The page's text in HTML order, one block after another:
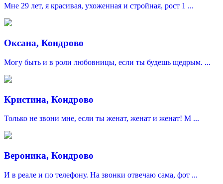
Мне 29 лет, я красивая, ухоженная и стройная, рост 1 ...
Оксана, Кондрово
Могу быть и в роли любовницы, если ты будешь щедрым. ...
Кристина, Кондрово
Только не звони мне, если ты женат, женат и женат! М ...
Вероника, Кондрово
И в реале и по телефону. На звонки отвечаю сама, фот ...